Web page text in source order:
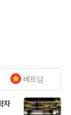
베트남
자